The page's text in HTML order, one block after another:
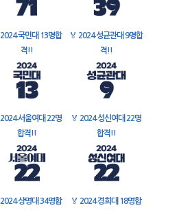
2024 국민대 13명합
격!!
🏅 2024 성균관대 9명합
격!!
2024 서울여대 22명
합격!!
🏅 2024 성신여대 22명
합격!!
2024 상명대 34명합
🏅 2024 경희대 18명합